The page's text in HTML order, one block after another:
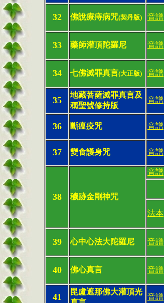
32 佛說療痔病咒(契丹版) 音譜
33 藥師灌頂陀羅尼 音譜
34 七佛滅罪真言(大正版) 音譜
35
地藏菩薩滅罪真言及
稱聖號修持版
音譜
36 斷瘟疫咒 音譜
37 變食護身咒 音譜
38 穢跡金剛神咒
音譜
法本
39 心中心法大陀羅尼 音譜
40 佛心真言 音譜
41
毘盧遮那佛大灌頂光
音譜